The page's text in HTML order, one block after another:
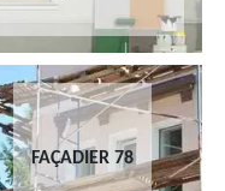
FAÇADIER 78